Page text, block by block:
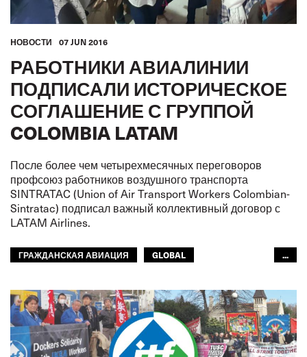
HОВОСТИ 07 JUN 2016
РАБОТНИКИ АВИАЛИНИИ
ПОДПИСАЛИ ИСТОРИЧЕСКОЕ
СОГЛАШЕНИЕ С ГРУППОЙ
COLOMBIA LATAM
После более чем четырехмесячных переговоров
профсоюз работников воздушного транспорта
SINTRATAC (Union of Air Transport Workers Colombian-
Sintratac) подписал важный коллективный договор с
LATAM Airlines.
ГРАЖДАНСКАЯ АВИАЦИЯ
GLOBAL
МФТ: АРАБСКИЙ МИР
...